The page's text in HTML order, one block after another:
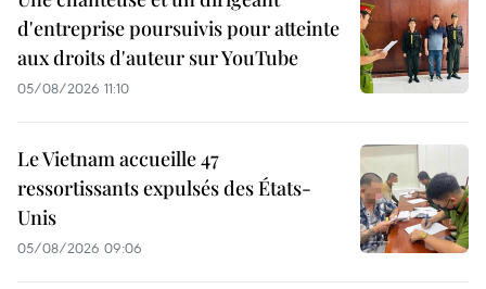
d'entreprise poursuivis pour atteinte
aux droits d'auteur sur YouTube
05/08/2026 11:10
Le Vietnam accueille 47
ressortissants expulsés des États-
Unis
05/08/2026 09:06